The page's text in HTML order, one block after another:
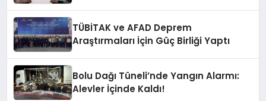
TÜBİTAK ve AFAD Deprem
Araştırmaları İçin Güç Birliği Yaptı
Bolu Dağı Tüneli’nde Yangın Alarmı:
Alevler İçinde Kaldı!